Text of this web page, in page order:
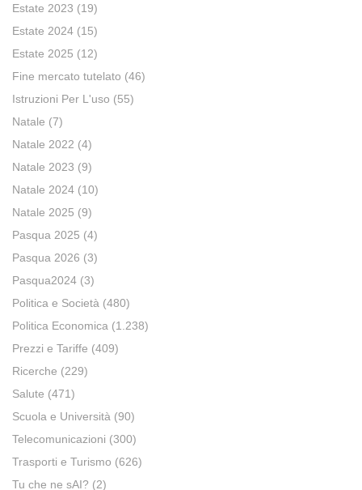
Estate 2023 (19)
Estate 2024 (15)
Estate 2025 (12)
Fine mercato tutelato (46)
Istruzioni Per L'uso (55)
Natale (7)
Natale 2022 (4)
Natale 2023 (9)
Natale 2024 (10)
Natale 2025 (9)
Pasqua 2025 (4)
Pasqua 2026 (3)
Pasqua2024 (3)
Politica e Società (480)
Politica Economica (1.238)
Prezzi e Tariffe (409)
Ricerche (229)
Salute (471)
Scuola e Università (90)
Telecomunicazioni (300)
Trasporti e Turismo (626)
Tu che ne sAI? (2)